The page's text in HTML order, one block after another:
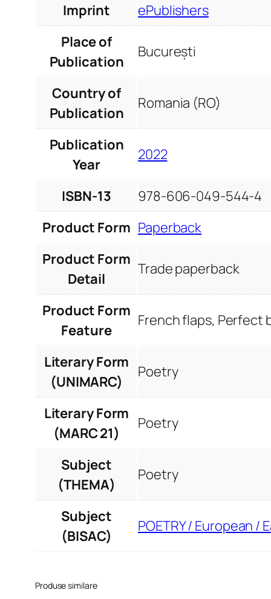
Imprint
ePublishers
Place of
Publication
București
Country of
Publication
Romania (RO)
Publication
Year
2022
ISBN-13
978-606-049-544-4
Product Form Paperback
Product Form
Detail
Trade paperback
Product Form
Feature
French flaps, Perfect
Literary Form
(UNIMARC)
Poetry
Literary Form
(MARC 21)
Poetry
Subject
(THEMA)
Poetry
Subject
(BISAC)
POETRY / European /
Produse similare